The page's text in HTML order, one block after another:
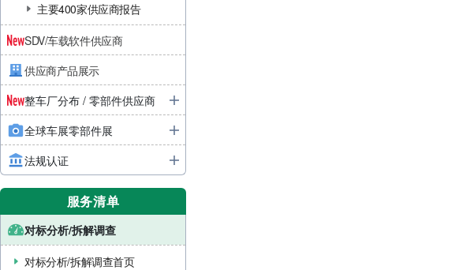
主要400家供应商报告
SDV/车载软件供应商
供应商产品展示
整车厂分布 / 零部件供应商
全球车展零部件展
法规认证
服务清单
对标分析/拆解调查
对标分析/拆解调查首页